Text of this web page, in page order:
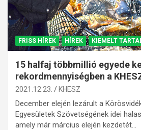
FRISS HÍREK HÍREK KIEMELT
15 halfaj többmillió egyede
rekordmennyiségben a
2021.12.23. KHESZ
December elején lezárult a
Egyesületek Szövetségének idei
amely már március elején kezdetét…